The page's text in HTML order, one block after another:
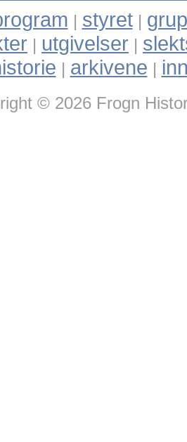
| styret|
| utgivelser |
| arkivene |
© 2026 Frogn